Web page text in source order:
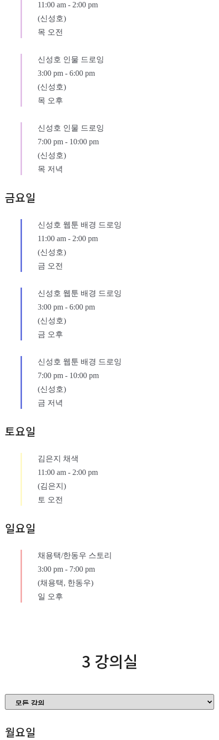
11:00 am - 2:00 pm
(신성호)
목 오전
신성호 인물 드로잉
3:00 pm - 6:00 pm
(신성호)
목 오후
신성호 인물 드로잉
7:00 pm - 10:00 pm
(신성호)
목 저녁
금요일
신성호 웹툰 배경 드로잉
11:00 am - 2:00 pm
(신성호)
금 오전
신성호 웹툰 배경 드로잉
3:00 pm - 6:00 pm
(신성호)
금 오후
신성호 웹툰 배경 드로잉
7:00 pm - 10:00 pm
(신성호)
금 저녁
토요일
김은지 채색
11:00 am - 2:00 pm
(김은지)
토 오전
일요일
채용택/한동우 스토리
3:00 pm - 7:00 pm
(채용택, 한동우)
일 오후
3 강의실
월요일